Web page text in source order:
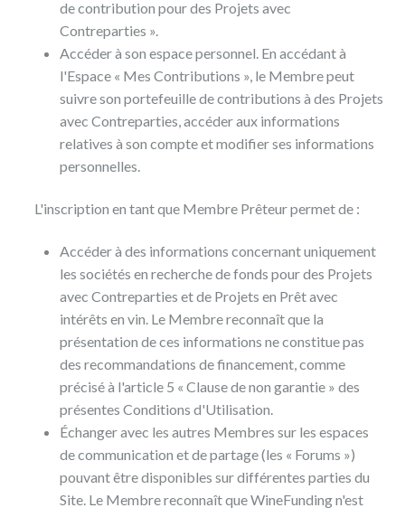
de contribution pour des Projets avec
Contreparties ».
Accéder à son espace personnel. En accédant à
l'Espace « Mes Contributions », le Membre peut
suivre son portefeuille de contributions à des Projets
avec Contreparties, accéder aux informations
relatives à son compte et modifier ses informations
personnelles.
L'inscription en tant que Membre Prêteur permet de :
Accéder à des informations concernant uniquement
les sociétés en recherche de fonds pour des Projets
avec Contreparties et de Projets en Prêt avec
intérêts en vin. Le Membre reconnaît que la
présentation de ces informations ne constitue pas
des recommandations de financement, comme
précisé à l'article 5 « Clause de non garantie » des
présentes Conditions d'Utilisation.
Échanger avec les autres Membres sur les espaces
de communication et de partage (les « Forums »)
pouvant être disponibles sur différentes parties du
Site. Le Membre reconnaît que WineFunding n'est